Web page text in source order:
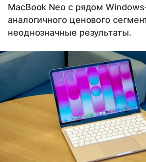
MacBook Neo с рядом
аналогичного ценового
неоднозначные результаты.